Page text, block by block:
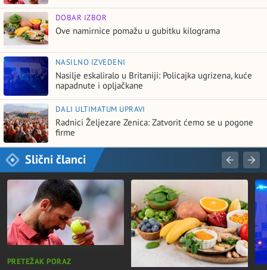
DOBAR IZBOR
Ove namirnice pomažu u gubitku kilograma
NASILNO IZVEDENI
Nasilje eskaliralo u Britaniji: Policajka ugrizena, kuće
napadnute i opljačkane
DALI ULTIMATUM UPRAVI
Radnici Željezare Zenica: Zatvorit ćemo se u pogone
firme
Slični članci
PRETEŽAK PORAZ